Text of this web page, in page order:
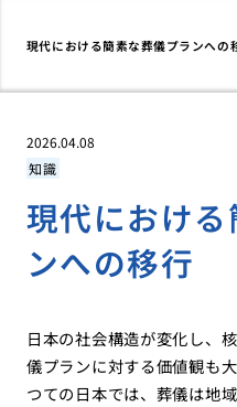
現代における簡素な葬儀プランへの
2026.04.08
知識
現代におけ
ンへの移行
日本の社会構造が変化し、
儀プランに対する価値観も
つての日本では、葬儀は地